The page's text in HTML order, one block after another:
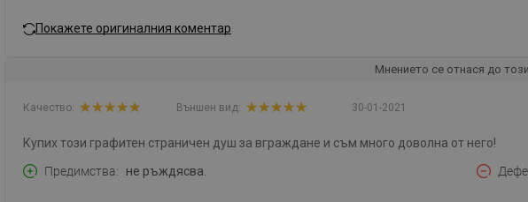
Покажете оригиналния коментар
Мнението се отнася до
30-01-2021
Качество: Външен вид:
Купих този графитен страничен душ за вграждане и съм много доволна от него!
Предимства
не ръждясва.